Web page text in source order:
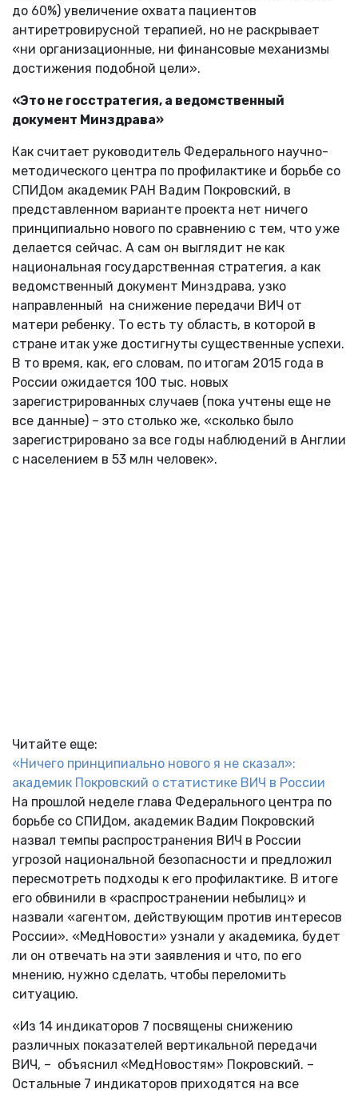
до 60%) увеличение охвата пациентов
антиретровирусной терапией, но не раскрывает
«ни организационные, ни финансовые механизмы
достижения подобной цели».
«Это не госстратегия, а ведомственный
документ Минздрава»
Как считает руководитель Федерального научно-
методического центра по профилактике и борьбе со
СПИДом академик РАН Вадим Покровский, в
представленном варианте проекта нет ничего
принципиально нового по сравнению с тем, что уже
делается сейчас. А сам он выглядит не как
национальная государственная стратегия, а как
ведомственный документ Минздрава, узко
направленный на снижение передачи ВИЧ от
матери ребенку. То есть ту область, в которой в
стране итак уже достигнуты существенные успехи.
В то время, как, его словам, по итогам 2015 года в
России ожидается 100 тыс. новых
зарегистрированных случаев (пока учтены еще не
все данные) – это столько же, «сколько было
зарегистрировано за все годы наблюдений в Англии
с населением в 53 млн человек».
Читайте еще:
«Ничего принципиально нового я не сказал»:
академик Покровский о статистике ВИЧ в России
На прошлой неделе глава Федерального центра по
борьбе со СПИДом, академик Вадим Покровский
назвал темпы распространения ВИЧ в России
угрозой национальной безопасности и предложил
пересмотреть подходы к его профилактике. В итоге
его обвинили в «распространении небылиц» и
назвали «агентом, действующим против интересов
России». «МедНовости» узнали у академика, будет
ли он отвечать на эти заявления и что, по его
мнению, нужно сделать, чтобы переломить
ситуацию.
«Из 14 индикаторов 7 посвящены снижению
различных показателей вертикальной передачи
ВИЧ, – объяснил «МедНовостям» Покровский. –
Остальные 7 индикаторов приходятся на все